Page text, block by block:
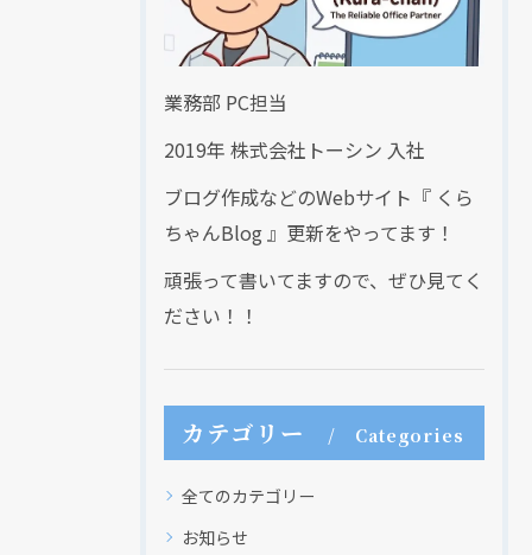
業務部 PC担当
2019年 株式会社トーシン 入社
ブログ作成などのWebサイト『 くら
ちゃんBlog 』更新をやってます！
頑張って書いてますので、ぜひ見てく
ださい！！
カテゴリー Categories
全てのカテゴリー
お知らせ